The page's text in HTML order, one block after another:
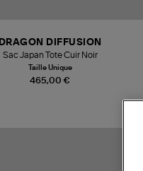
465,00 €
DRAGON DIFFUSION
Sac Japan Tote Cuir Noir
Taille Unique